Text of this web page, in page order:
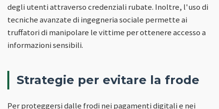
degli utenti attraverso credenziali rubate. Inoltre, l'uso di
tecniche avanzate di ingegneria sociale permette ai
truffatori di manipolare le vittime per ottenere accesso a
informazioni sensibili.
Strategie per evitare la frode
Per proteggersi dalle frodi nei pagamenti digitali e nei